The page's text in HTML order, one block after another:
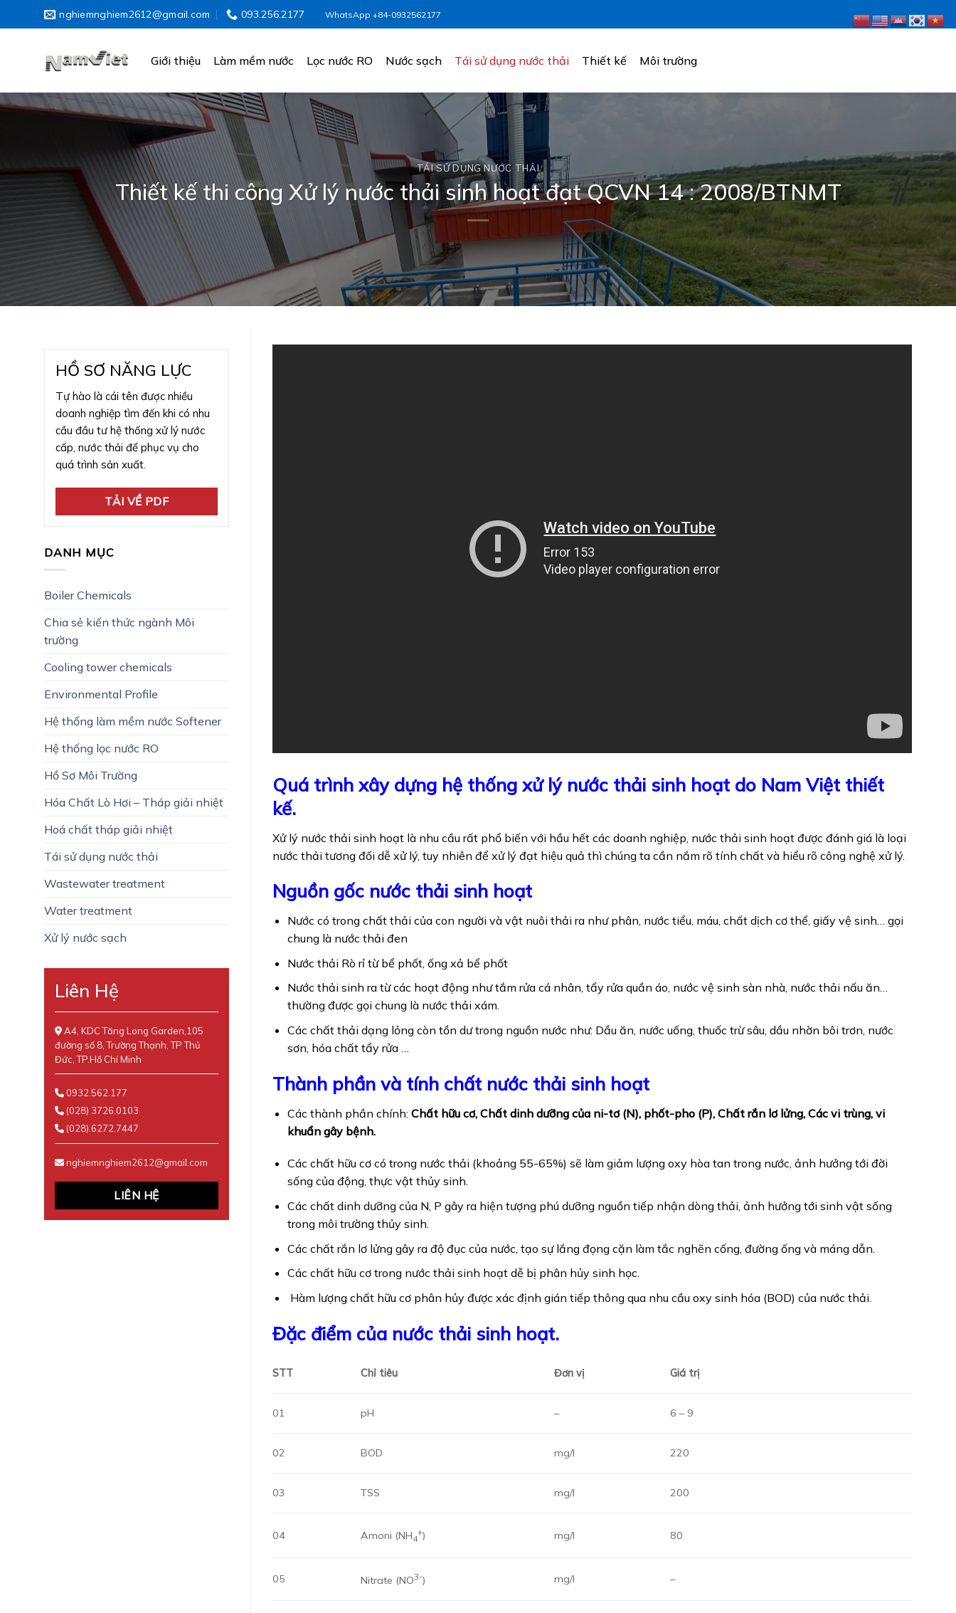
to
nghiemnghiem2612@gmail.com 093.256.2177 WhatsApp +84-0932562177
Giới thiệu Làm mềm nước Lọc nước RO Nước sạch Tái sử dụng nước thải Thiết kế Môi trường
TÁI SỬ DỤNG NƯỚC THẢI
Thiết kế thi công Xử lý nước thải sinh hoạt đạt QCVN 14 : 2008/BTNMT
HỒ SƠ NĂNG LỰC
Tự hào là cái tên được nhiều
doanh nghiệp tìm đến khi có nhu
cầu đầu tư hệ thống xử lý nước
cấp, nước thải để phục vụ cho
quá trình sản xuất.
TẢI VỀ PDF
DANH MỤC
Boiler Chemicals
Chia sẻ kiến thức ngành Môi
trường
Cooling tower chemicals
Environmental Profile
Hệ thống làm mềm nước Softener
Hệ thống lọc nước RO
Hồ Sơ Môi Trường
Hóa Chất Lò Hơi – Tháp giải nhiệt
Hoá chất tháp giải nhiệt
Tái sử dụng nước thải
Wastewater treatment
Water treatment
Xử lý nước sạch
Liên Hệ
A4, KDC Tăng Long Garden,105
đường số 8, Trường Thạnh, TP Thủ
Đức, TP.Hồ Chí Minh
0932.562.177
(028) 3726.0103
(028).6272.7447
nghiemnghiem2612@gmail.com
LIÊN HỆ
Quá trình xây dựng hệ thống xử lý nước thải sinh hoạt do Nam Việt thiết
kế.
Xử lý nước thải sinh hoạt là nhu cầu rất phổ biến với hầu hết các doanh nghiệp, nước thải sinh hoạt được đánh giá là loại
nước thải tương đối dễ xử lý, tuy nhiên để xử lý đạt hiệu quả thì chúng ta cần nắm rõ tính chất và hiểu rõ công nghệ xử lý.
Nguồn gốc nước thải sinh hoạt
Nước có trong chất thải của con người và vật nuôi thải ra như phân, nước tiểu, máu, chất dịch cơ thể, giấy vệ sinh… gọi
chung là nước thải đen
Nước thải Rò rỉ từ bể phốt, ống xả bể phốt
Nước thải sinh ra từ các hoạt động như tắm rửa cá nhân, tẩy rửa quần áo, nước vệ sinh sàn nhà, nước thải nấu ăn…
thường được gọi chung là nước thải xám.
Các chất thải dạng lỏng còn tồn dư trong nguồn nước như: Dầu ăn, nước uống, thuốc trừ sâu, dầu nhờn bôi trơn, nước
sơn, hóa chất tẩy rửa …
Thành phần và tính chất nước thải sinh hoạt
Các thành phần chính: Chất hữu cơ, Chất dinh dưỡng của ni-tơ (N), phốt-pho (P), Chất rắn lơ lửng, Các vi trùng, vi
khuẩn gây bệnh.
Các chất hữu cơ có trong nước thải (khoảng 55-65%) sẽ làm giảm lượng oxy hòa tan trong nước, ảnh hưởng tới đời
sống của động, thực vật thủy sinh.
Các chất dinh dưỡng của N, P gây ra hiện tượng phú dưỡng nguồn tiếp nhận dòng thải, ảnh hưởng tới sinh vật sống
trong môi trường thủy sinh.
Các chất rắn lơ lửng gây ra độ đục của nước, tạo sự lắng đọng cặn làm tắc nghẽn cống, đường ống và máng dẫn.
Các chất hữu cơ trong nước thải sinh hoạt dễ bị phân hủy sinh học.
Hàm lượng chất hữu cơ phân hủy được xác định gián tiếp thông qua nhu cầu oxy sinh hóa (BOD) của nước thải.
Đặc điểm của nước thải sinh hoạt.
STT Chỉ tiêu Đơn vị Giá trị
01 pH – 6 – 9
02 BOD mg/l 220
03 TSS mg/l 200
04 Amoni (NH4
+) mg/l 80
05 Nitrate (NO3-) mg/l –